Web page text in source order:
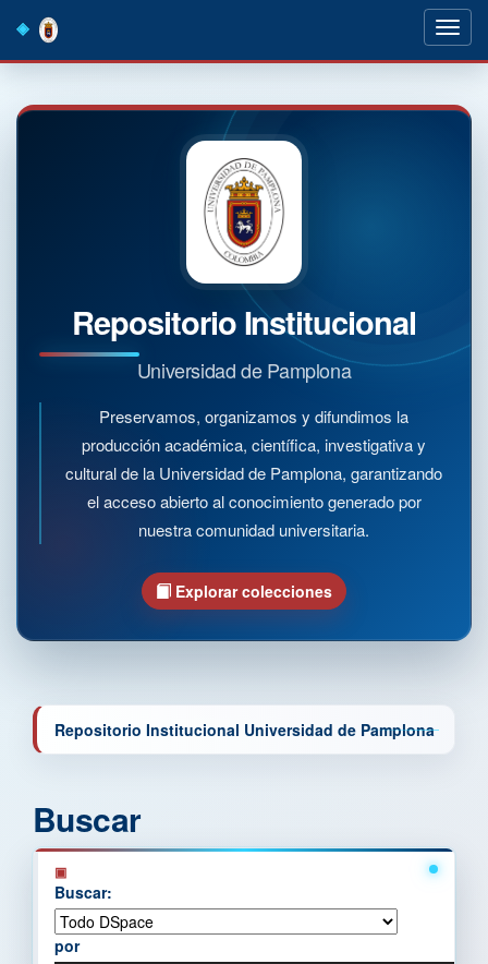
navigation
Repositorio Institucional
Universidad de Pamplona
Preservamos, organizamos y difundimos la
producción académica, científica, investigativa y
cultural de la Universidad de Pamplona, garantizando
el acceso abierto al conocimiento generado por
nuestra comunidad universitaria.
Explorar colecciones
Repositorio Institucional Universidad de Pamplona
Buscar
Buscar:
por